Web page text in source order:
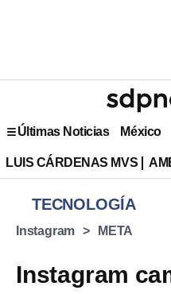
Últimas Noticias México
LUIS CÁRDENAS MVS
TECNOLOGÍA
Instagram META
Instagram